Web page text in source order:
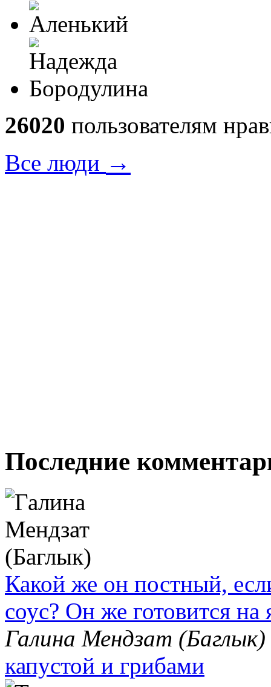
26020 пользователям
Все люди →
Последние
Какой же он постный,
соус? Он же готовится на
Галина Мендзат (Баглык)
капустой и грибами